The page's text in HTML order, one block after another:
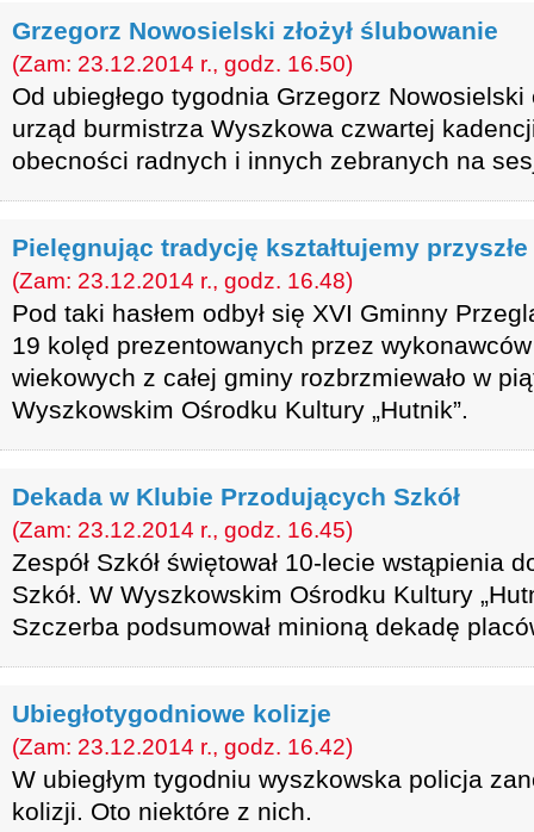
Grzegorz Nowosielski złożył ślubowanie
(Zam: 23.12.2014 r., godz. 16.50)
Od ubiegłego tygodnia Grzegorz
urząd burmistrza Wyszkowa czwartej
obecności radnych i innych zebranych na
Pielęgnując tradycję kształtujemy
(Zam: 23.12.2014 r., godz. 16.48)
Pod taki hasłem odbył się XVI Gminny
19 kolęd prezentowanych przez
wiekowych z całej gminy rozbrzmiewało w
Wyszkowskim Ośrodku Kultury „Hutnik”.
Dekada w Klubie Przodujących Szkół
(Zam: 23.12.2014 r., godz. 16.45)
Zespół Szkół świętował 10-lecie wstąpienia
Szkół. W Wyszkowskim Ośrodku Kultury
Szczerba podsumował minioną dekadę
Ubiegłotygodniowe kolizje
(Zam: 23.12.2014 r., godz. 16.42)
W ubiegłym tygodniu wyszkowska policja
kolizji. Oto niektóre z nich.